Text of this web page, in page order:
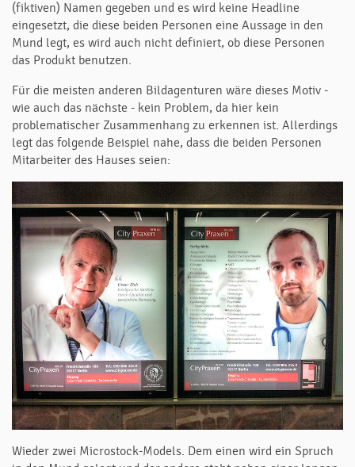
(fiktiven) Namen gegeben und es wird keine Headline
eingesetzt, die diese beiden Personen eine Aussage in den
Mund legt, es wird auch nicht definiert, ob diese Personen
das Produkt benutzen.
Für die meisten anderen Bildagenturen wäre dieses Motiv -
wie auch das nächste - kein Problem, da hier kein
problematischer Zusammenhang zu erkennen ist. Allerdings
legt das folgende Beispiel nahe, dass die beiden Personen
Mitarbeiter des Hauses seien:
Wieder zwei Microstock-Models. Dem einen wird ein Spruch